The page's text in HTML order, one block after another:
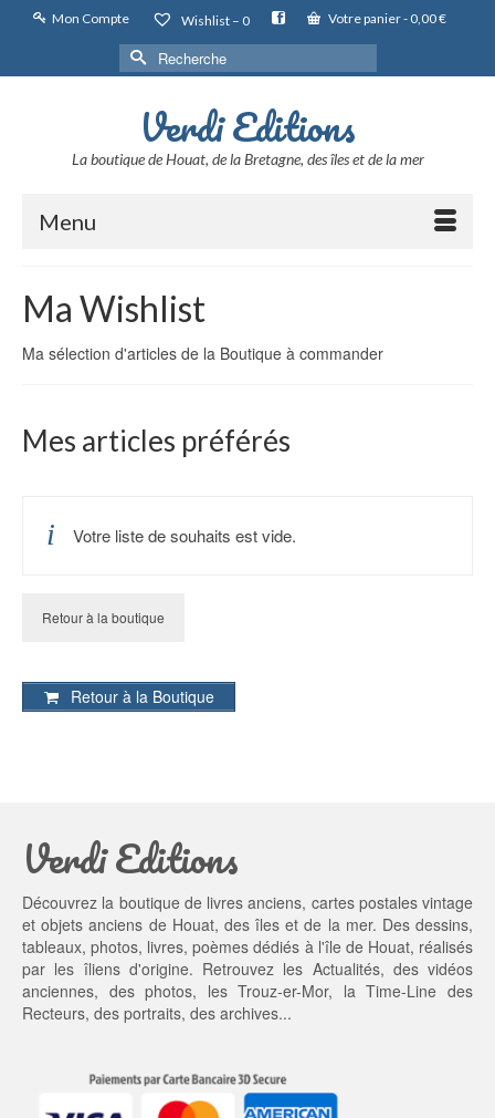
Mon Compte Wishlist – 0 Votre panier- 0,00€
Rechercher :
Verdi Editions
La boutique de Houat, de la Bretagne, des îles et de la mer
Menu
Ma Wishlist
Ma sélection d'articles de la Boutique à commander
Mes articles préférés
Votre liste de souhaits est vide.
Retour à la boutique
Retour à la Boutique
Verdi Editions
Découvrez la boutique de livres anciens, cartes postales vintage
et objets anciens de Houat, des îles et de la mer. Des dessins,
tableaux, photos, livres, poèmes dédiés à l'île de Houat, réalisés
par les îliens d'origine. Retrouvez les Actualités, des vidéos
anciennes, desphotos, lesTrouz-er-Mor, laTime-Line des
Recteurs, des portraits, des archives...